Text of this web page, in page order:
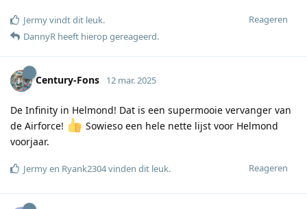
Reageren
Jermyvindt dit leuk.
DannyR heeft hierop gereageerd.
Century-Fons 12 mar. 2025
De Infinity in Helmond! Dat is een supermooie vervanger van
de Airforce!
Sowieso een hele nette lijst voor Helmond
voorjaar.
Reageren
Jermyen Ryank2304vinden dit leuk.